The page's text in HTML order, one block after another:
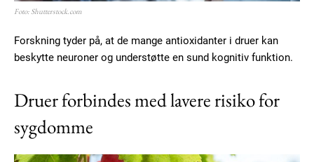
Foto: Shutterstock.com
Forskning tyder på, at de mange antioxidanter i druer kan
beskytte neuroner og understøtte en sund kognitiv funktion.
Druer forbindes med lavere risiko for
sygdomme